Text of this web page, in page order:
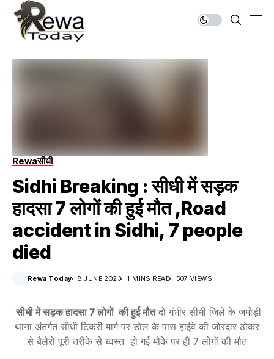
Rewaसीधी
Sidhi Breaking : सीधी में सड़क
हादसा 7 लोगों की हुई मौत ,Road
accident in Sidhi, 7 people
died
Rewa Today 8 JUNE 2023 1 MINS READ 507 VIEWS
सीधी में सड़क हादसा 7 लोगों की हुई मौतदो गंभीर सीधी जिले के जमोड़ी
थाना अंतर्गत सीधी टिकरी मार्ग पर डोल के पास हाईवे की जोरदार ठोकर
से बैलेरो पूरी तरीके से ध्वस्त हो गई मौके पर ही 7 लोगों की मौत